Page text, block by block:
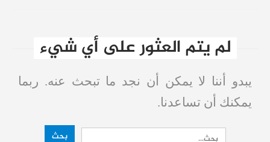
لم يتم العثور على أي شيء
يبدو أننا لا يمكن أن نجد ما تبحث عنه. ربما
يمكنك أن تساعدنا.